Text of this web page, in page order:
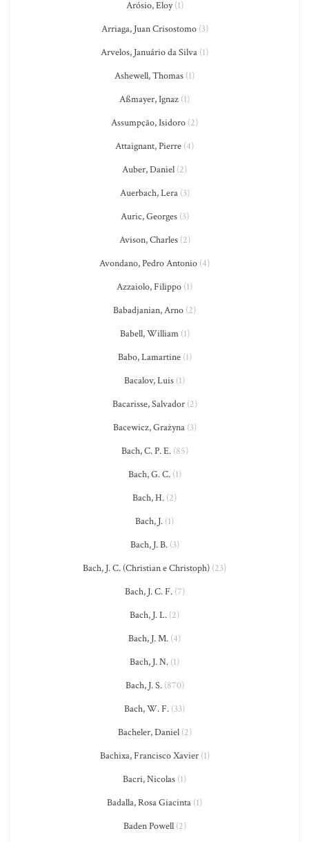
Arósio, Eloy(1)
Arriaga, Juan Crisostomo(3)
Arvelos, Januário da Silva (1)
Ashewell, Thomas (1)
Aßmayer, Ignaz (1)
Assumpção, Isidoro (2)
Attaignant, Pierre (4)
Auber, Daniel (2)
Auerbach, Lera(3)
Auric, Georges(3)
Avison, Charles(2)
Avondano, Pedro Antonio (4)
Azzaiolo, Filippo (1)
Babadjanian, Arno (2)
Babell, William(1)
Babo, Lamartine(1)
Bacalov, Luis (1)
Bacarisse, Salvador(2)
Bacewicz, Grażyna(3)
Bach, C. P. E.(85)
Bach, G. C.(1)
Bach, H. (2)
Bach, J. (1)
Bach, J. B.(3)
Bach, J. C. (Christian e Christoph) (23)
Bach, J. C. F.(7)
Bach, J. L. (2)
Bach, J. M. (4)
Bach, J. N. (1)
Bach, J. S.(870)
Bach, W. F. (33)
Bacheler, Daniel(2)
Bachixa, Francisco Xavier(1)
Bacri, Nicolas (1)
Badalla, Rosa Giacinta (1)
Baden Powell(2)